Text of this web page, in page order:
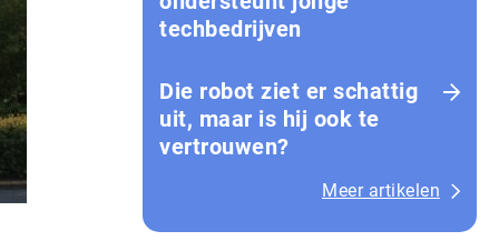
techbedrijven
Die robot ziet er schattig
uit, maar is hij ook te
vertrouwen?
Meer artikelen